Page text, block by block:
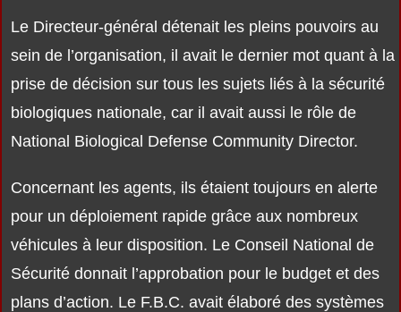
Le Directeur-général détenait les pleins pouvoirs au
sein de l’organisation, il avait le dernier mot quant à la
prise de décision sur tous les sujets liés à la sécurité
biologiques nationale, car il avait aussi le rôle de
National Biological Defense Community Director.
Concernant les agents, ils étaient toujours en alerte
pour un déploiement rapide grâce aux nombreux
véhicules à leur disposition. Le Conseil National de
Sécurité donnait l’approbation pour le budget et des
plans d’action. Le F.B.C. avait élaboré des systèmes